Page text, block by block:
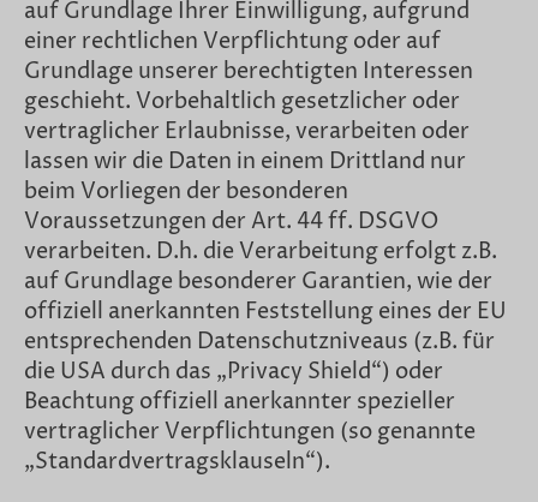
auf Grundlage Ihrer Einwilligung, aufgrund
einer rechtlichen Verpflichtung oder auf
Grundlage unserer berechtigten Interessen
geschieht. Vorbehaltlich gesetzlicher oder
vertraglicher Erlaubnisse, verarbeiten oder
lassen wir die Daten in einem Drittland nur
beim Vorliegen der besonderen
Voraussetzungen der Art. 44 ff. DSGVO
verarbeiten. D.h. die Verarbeitung erfolgt z.B.
auf Grundlage besonderer Garantien, wie der
offiziell anerkannten Feststellung eines der EU
entsprechenden Datenschutzniveaus (z.B. für
die USA durch das „Privacy Shield“) oder
Beachtung offiziell anerkannter spezieller
vertraglicher Verpflichtungen (so genannte
„Standardvertragsklauseln“).